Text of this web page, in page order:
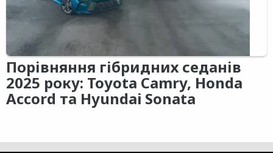
Порівняння гібридних седанів
2025 року: Toyota Camry, Honda
Accord та Hyundai Sonata